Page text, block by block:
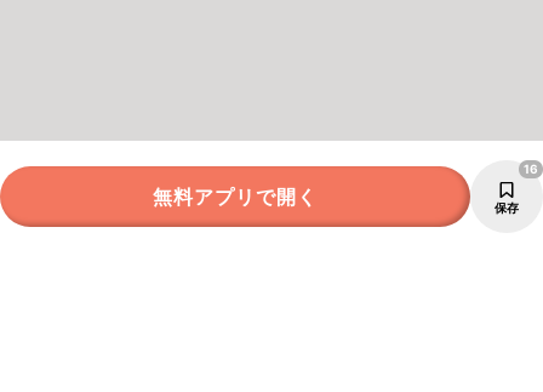
無料アプリで開く 保存
16